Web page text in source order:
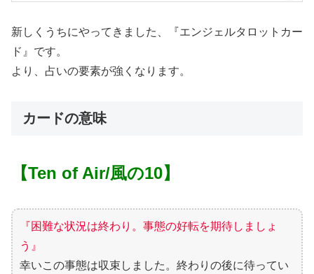
新しくうちにやってきました、『エンジェルタロットカー
ド』です。
より、占いの要素が強くなります。
カードの意味
【Ten of Air/風の10】
『困難な状況は終わり。事態の好転を期待しましょ
う』
幸いこの事態は収束しました。終わりの後に待ってい